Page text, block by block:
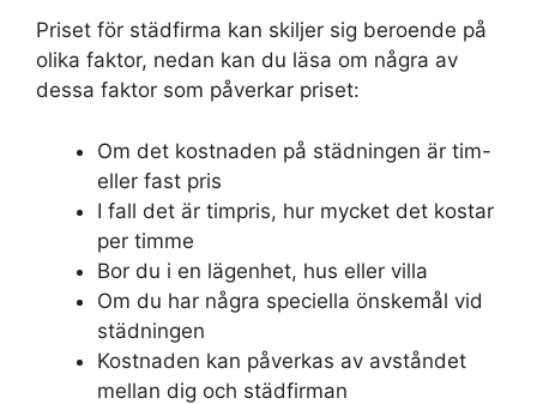
Priset för städfirma kan skiljer sig beroende på
olika faktor, nedan kan du läsa om några av
dessa faktor som påverkar priset:
Om det kostnaden på städningen är tim-
eller fast pris
I fall det är timpris, hur mycket det kostar
per timme
Bor du i en lägenhet, hus eller villa
Om du har några speciella önskemål vid
städningen
Kostnaden kan påverkas av avståndet
mellan dig och städfirman